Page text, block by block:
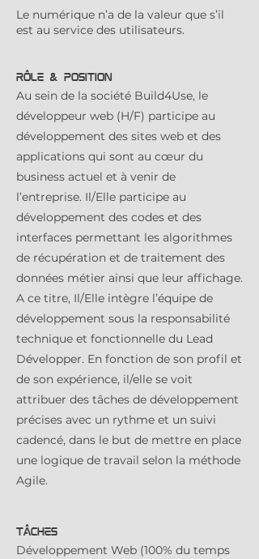
Le numérique n’a de la valeur que s’il
est au service des utilisateurs.
Rôle & position
Au sein de la société Build4Use, le
développeur web (H/F) participe au
développement des sites web et des
applications qui sont au cœur du
business actuel et à venir de
l’entreprise. Il/Elle participe au
développement des codes et des
interfaces permettant les algorithmes
de récupération et de traitement des
données métier ainsi que leur affichage.
A ce titre, Il/Elle intègre l’équipe de
développement sous la responsabilité
technique et fonctionnelle du Lead
Développer. En fonction de son profil et
de son expérience, il/elle se voit
attribuer des tâches de développement
précises avec un rythme et un suivi
cadencé, dans le but de mettre en place
une logique de travail selon la méthode
Agile.
TÂCHES
Développement Web (100% du temps